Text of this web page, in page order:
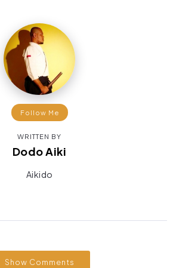
Follow Me
WRITTEN BY
Dodo Aiki
Aikido
Show Comments